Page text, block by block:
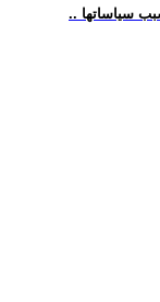
سياساتها